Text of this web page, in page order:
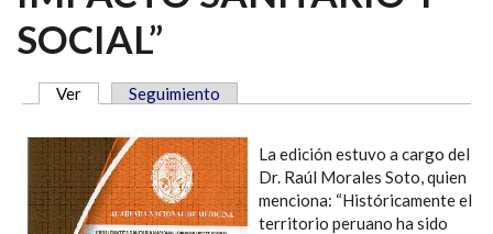
SOCIAL”
Ver (solapa activa)
Seguimiento
La edición estuvo a cargo del
Dr. Raúl Morales Soto, quien
menciona: “Históricamente el
territorio peruano ha sido